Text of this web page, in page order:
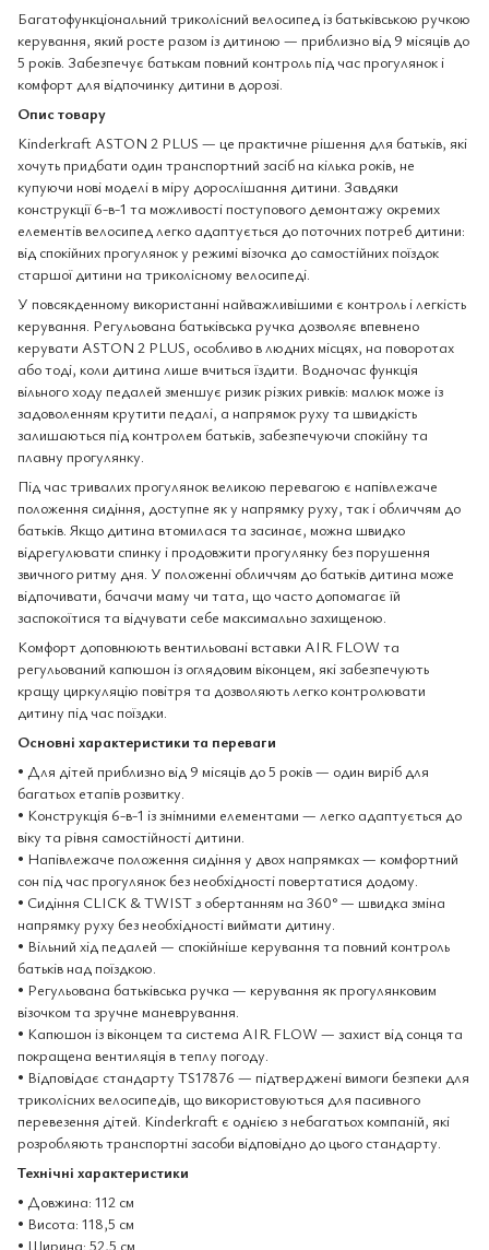
Багатофункціональний триколісний велосипед із батьківською ручкою
керування, який росте разом із дитиною — приблизно від 9 місяців до
5 років. Забезпечує батькам повний контроль під час прогулянок і
комфорт для відпочинку дитини в дорозі.
Опис товару
Kinderkraft ASTON 2 PLUS — це практичне рішення для батьків, які
хочуть придбати один транспортний засіб на кілька років, не
купуючи нові моделі в міру дорослішання дитини. Завдяки
конструкції 6-в-1 та можливості поступового демонтажу окремих
елементів велосипед легко адаптується до поточних потреб дитини:
від спокійних прогулянок у режимі візочка до самостійних поїздок
старшої дитини на триколісному велосипеді.
У повсякденному використанні найважливішими є контроль і легкість
керування. Регульована батьківська ручка дозволяє впевнено
керувати ASTON 2 PLUS, особливо в людних місцях, на поворотах
або тоді, коли дитина лише вчиться їздити. Водночас функція
вільного ходу педалей зменшує ризик різких ривків: малюк може із
задоволенням крутити педалі, а напрямок руху та швидкість
залишаються під контролем батьків, забезпечуючи спокійну та
плавну прогулянку.
Під час тривалих прогулянок великою перевагою є напівлежаче
положення сидіння, доступне як у напрямку руху, так і обличчям до
батьків. Якщо дитина втомилася та засинає, можна швидко
відрегулювати спинку і продовжити прогулянку без порушення
звичного ритму дня. У положенні обличчям до батьків дитина може
відпочивати, бачачи маму чи тата, що часто допомагає їй
заспокоїтися та відчувати себе максимально захищеною.
Комфорт доповнюють вентильовані вставки AIR FLOW та
регульований капюшон із оглядовим віконцем, які забезпечують
кращу циркуляцію повітря та дозволяють легко контролювати
дитину під час поїздки.
Основні характеристики та переваги
• Для дітей приблизно від 9 місяців до 5 років — один виріб для
багатьох етапів розвитку.
• Конструкція 6-в-1 із знімними елементами — легко адаптується до
віку та рівня самостійності дитини.
• Напівлежаче положення сидіння у двох напрямках — комфортний
сон під час прогулянок без необхідності повертатися додому.
• Сидіння CLICK & TWIST з обертанням на 360° — швидка зміна
напрямку руху без необхідності виймати дитину.
• Вільний хід педалей — спокійніше керування та повний контроль
батьків над поїздкою.
• Регульована батьківська ручка — керування як прогулянковим
візочком та зручне маневрування.
• Капюшон із віконцем та система AIR FLOW — захист від сонця та
покращена вентиляція в теплу погоду.
• Відповідає стандарту TS17876 — підтверджені вимоги безпеки для
триколісних велосипедів, що використовуються для пасивного
перевезення дітей. Kinderkraft є однією з небагатьох компаній, які
розробляють транспортні засоби відповідно до цього стандарту.
Технічні характеристики
• Довжина: 112 см
• Висота: 118,5 см
• Ширина: 52,5 см